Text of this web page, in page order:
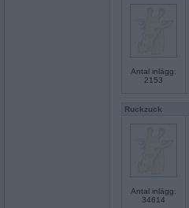
Antal inlägg:
2153
Ruckzuck
Antal inlägg:
34614